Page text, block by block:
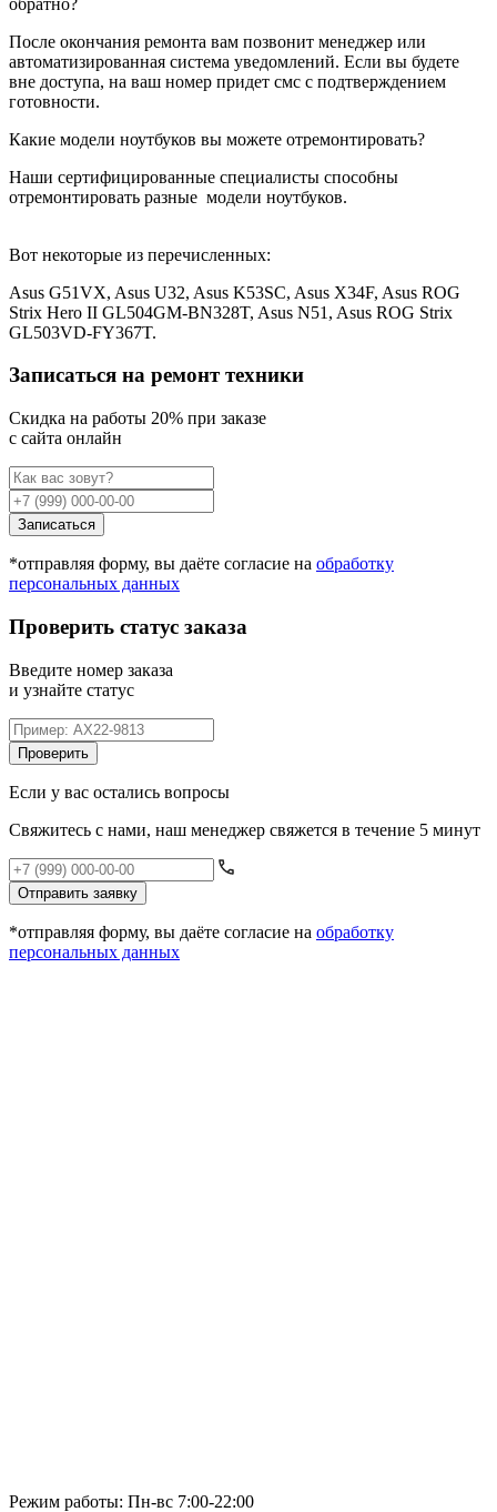
После окончания ремонта вам позвонит менеджер или
автоматизированная система уведомлений. Если вы будете
вне доступа, на ваш номер придет смс с подтверждением
готовности.
Какие модели ноутбуков вы можете отремонтировать?
Наши сертифицированные специалисты способны
отремонтировать разные модели ноутбуков.
Вот некоторые из перечисленных:
Asus G51VX, Asus U32, Asus K53SC, Asus X34F, Asus ROG
Strix Hero II GL504GM-BN328T, Asus N51, Asus ROG Strix
GL503VD-FY367T.
Записаться на ремонт техники
Cкидка на работы 20% при заказе
с сайта онлайн
Записаться
*отправляя форму, вы даёте согласие на обработку
персональных данных
Проверить статус заказа
Введите номер заказа
и узнайте статус
Проверить
Если у вас остались вопросы
Свяжитесь с нами, наш менеджер свяжется в течение 5 минут
Отправить заявку
*отправляя форму, вы даёте согласие на обработку
персональных данных
Режим работы: Пн-вс 7:00-22:00